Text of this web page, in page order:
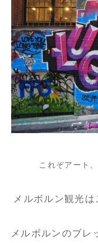
これぞアート
メルボルン観光は
メルボルンのブレ